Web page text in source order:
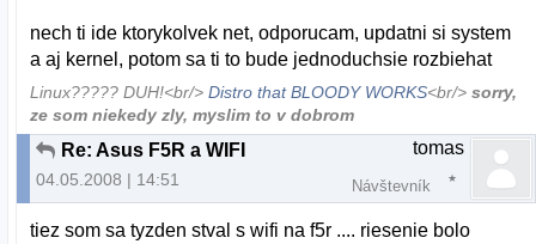
nech ti ide ktorykolvek net, odporucam, updatni si system
a aj kernel, potom sa ti to bude jednoduchsie rozbiehat
Linux????? DUH!<br/>Distro that BLOODY WORKS<br/>sorry,
ze som niekedy zly, myslim to v dobrom
Re: Asus F5R a WIFI
04.05.2008 | 14:51
tomas
Návštevník
tiez som sa tyzden stval s wifi na f5r .... riesenie bolo